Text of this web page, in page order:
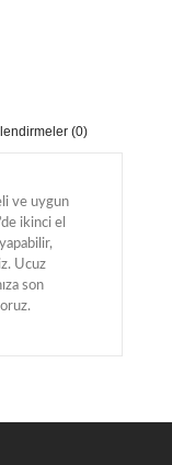
(0)
ve uygun
ikinci el
Ucuz
son